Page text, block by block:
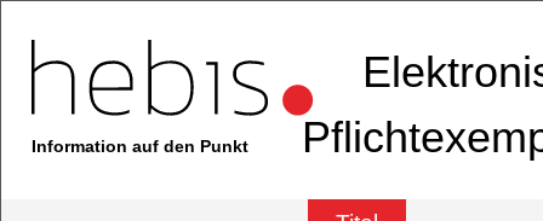
Information auf den Punkt